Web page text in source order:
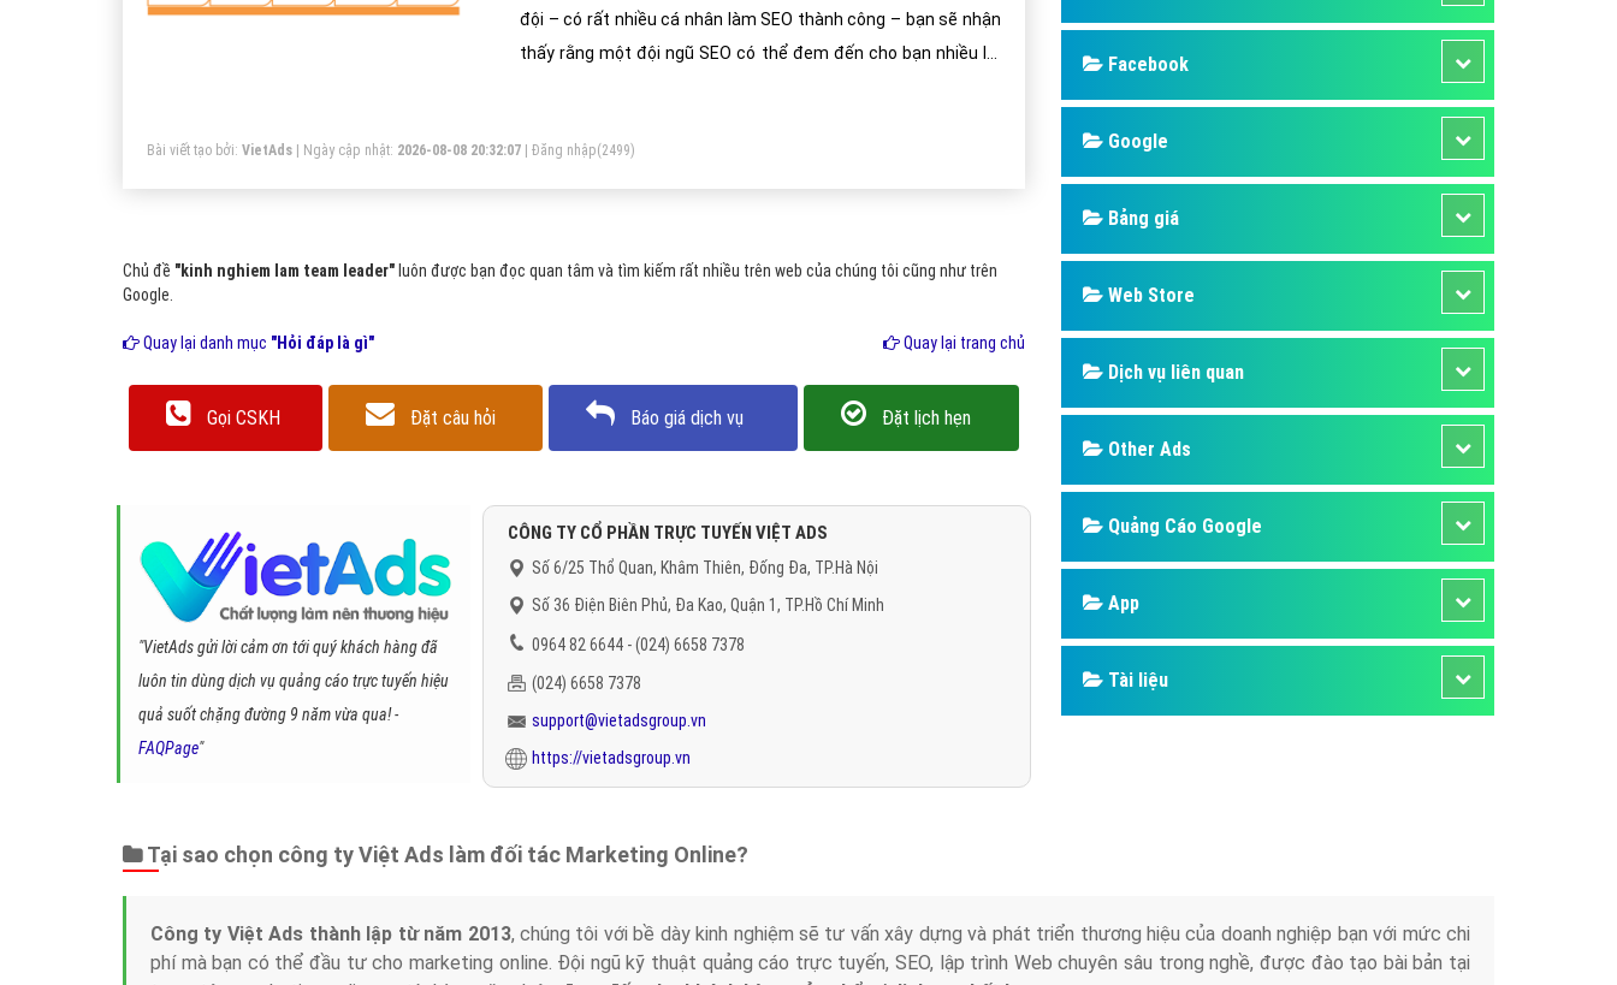
Hỏi đáp quảng cáo mobile
Hỏi đáp quảng cáo Online
Hỏi đáp quảng cáo Skype
Hỏi đáp Domain & Hosting
Hỏi đáp viết bài Marketing
Dịch vụ quảng cáo Zalo
Hỏi đáp quảng cáo Youtube
Thiết kế ứng dụng
Quảng cáo Cốc Cốc hiệu quả
Quảng cáo Zalo chuyên nghiệp
đội – có rất nhiều cá nhân làm SEO thành công – bạn sẽ nhận
thấy rằng một đội ngũ SEO có thể đem đến cho bạn nhiều lợi
Bài viết tạo bởi: VietAds | Ngày cập nhật: 2026-08-08 20:32:07 Đăng nhập(2499)
Chủ đề "kinh nghiem lam team leader" luôn được bạn đọc quan tâm và tìm kiếm rất nhiều trên web của chúng tôi cũng như trên
Google.
Quay lại danh mục "Hỏi đáp là gì" Quay lại trang chủ
Gọi CSKH Đặt câu hỏi Báo giá dịch vụ Đặt lịch hẹn
"VietAds gửi lời cảm ơn tới quý khách hàng đã
luôn tin dùng dịch vụ quảng cáo trực tuyến hiệu
quả suốt chặng đường 9 năm vừa qua! -
FAQPage"
CÔNG TY CỔ PHẦN TRỰC TUYẾN VIỆT ADS
Số 6/25 Thổ Quan, Khâm Thiên, Đống Đa, TP.Hà Nội
Số 36 Điện Biên Phủ, Đa Kao, Quận 1, TP.Hồ Chí Minh
0964 82 6644 - (024) 6658 7378
(024) 6658 7378
support@vietadsgroup.vn
https://vietadsgroup.vn
Facebook
Google
Bảng giá
Web Store
Dịch vụ liên quan
Other Ads
Quảng Cáo Google
App
Tài liệu
Tại sao chọn công ty Việt Ads làm đối tác Marketing Online?
Công ty Việt Ads thành lập từ năm 2013, chúng tôi với bề dày kinh nghiệm sẽ tư vấn xây dựng và phát triển thương hiệu của doanh nghiệp bạn với mức chi
phí mà bạn có thể đầu tư cho marketing online. Đội ngũ kỹ thuật quảng cáo trực tuyến, SEO, lập trình Web chuyên sâu trong nghề, được đào tạo bài bản tại